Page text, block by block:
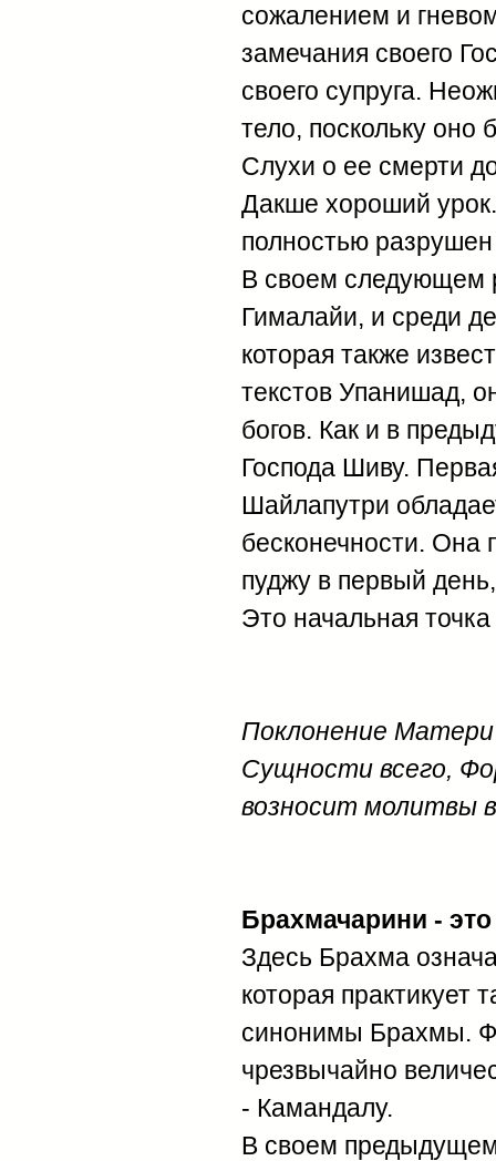
сожалением и
замечания своего
своего супруга.
тело, поскольку
Слухи о ее смерти
Дакше хороший
полностью разрушен
В своем следующем
Гималайи, и среди
которая также
текстов Упанишад,
богов. Как и в
Господа Шиву.
Шайлапутри
бесконечности. Она
пуджу в первый
Это начальная
Поклонение
Сущности всего,
возносит молитвы
Брахмачарини -
Здесь Брахма
которая практикует
синонимы Брахмы.
чрезвычайно
- Камандалу.
В своем